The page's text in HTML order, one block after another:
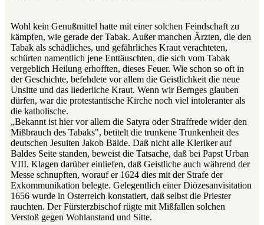
Wohl kein Genußmittel hatte mit einer solchen Feindschaft zu
kämpfen, wie gerade der Tabak. Außer manchen Ärzten, die den
Tabak als schädliches, und gefährliches Kraut verachteten,
schürten namentlich jene Enttäuschten, die sich vom Tabak
vergeblich Heilung erhofften, dieses Feuer. Wie schon so oft in
der Geschichte, befehdete vor allem die Geistlichkeit die neue
Unsitte und das liederliche Kraut. Wenn wir Bernges glauben
dürfen, war die protestantische Kirche noch viel intoleranter als
die katholische.
„Bekannt ist hier vor allem die Satyra oder Straffrede wider den
Mißbrauch des Tabaks", betitelt die trunkene Trunkenheit des
deutschen Jesuiten Jakob Bälde. Daß nicht alle Kleriker auf
Baldes Seite standen, beweist die Tatsache, daß bei Papst Urban
VIII. Klagen darüber einliefen, daß Geistliche auch während der
Messe schnupften, worauf er 1624 dies mit der Strafe der
Exkommunikation belegte. Gelegentlich einer Diözesanvisitation
1656 wurde in Osterreich konstatiert, daß selbst die Priester
rauchten. Der Fürsterzbischof rügte mit Mißfallen solchen
Verstoß gegen Wohlanstand und Sitte.